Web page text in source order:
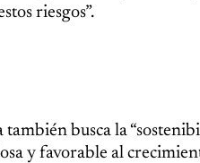
riesgos”.
también busca la
y favorable al